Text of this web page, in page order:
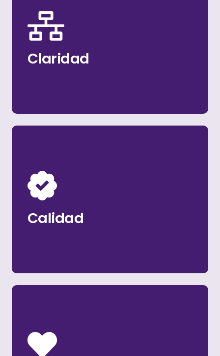
Claridad
Me aseguro de que el proceso sea claro y
necesidades del proyecto contigo y
definiendo luego los próximos pasos de
Calidad
Entrego solo la calidad que esperas, nunca
menos. Si algo no está bien (somos
humanos), revisaremos el las necesidades
del proyecto juntos para volver a
trabajo es asegurar que tu visión se haga